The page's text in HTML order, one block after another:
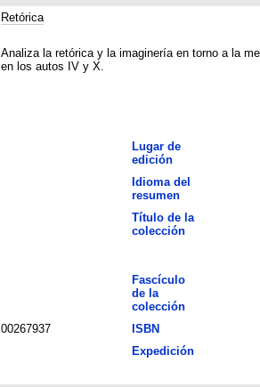
Retórica
Analiza la retórica y la imaginería en torno a la
en los autos IV y X.
Lugar de
edición
Idioma del
resumen
Título de la
colección
Fascículo
de la
colección
00267937
ISBN
Expedición